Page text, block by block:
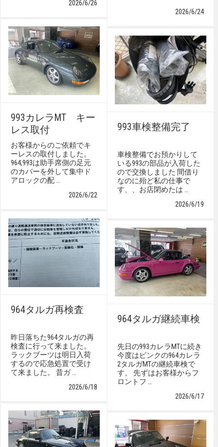
2026/6/26
2026/6/24
993カレラMT キー
レス取付
お客様からのご依頼でキ
ーレスの取付しました。
964,993は助手席側の足元
のカバーを外して集中ド
アロックの配 …
2026/6/22
993車検整備完了
車検整備でお預かりして
いる993の部品が入荷した
ので交換しました 間借り
なのに殆ど私の仕事で
す、、お店閉めたは …
2026/6/19
964タルガ再検査
昨日落ちた964タルガの再
検査に行って来ました。
ラックブーツは明日入荷
するので応急処置で受け
て来ました。 昔ガ …
2026/6/18
964タルガ継続車検
先日の993カレラMTに続き
今度はピンクの964カレラ
2タルガMTの継続車検で
す。 先ずはお客様からフ
ロントフ …
2026/6/17